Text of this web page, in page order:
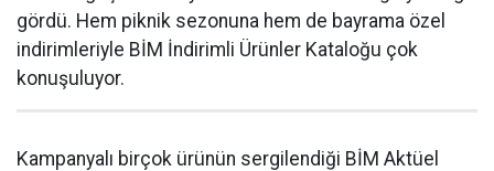
gördü. Hem piknik sezonuna hem de bayrama özel
indirimleriyle BİM İndirimli Ürünler Kataloğu çok
konuşuluyor.
Kampanyalı birçok ürünün sergilendiği BİM Aktüel